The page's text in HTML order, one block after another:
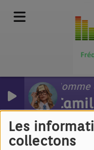
Les
collectons
Homme
Nico
maman